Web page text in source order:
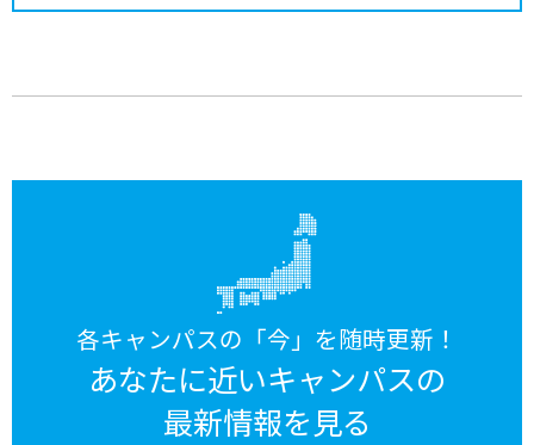
各キャンパスの「今」を随時更新！
あなたに近いキャンパスの
最新情報を見る